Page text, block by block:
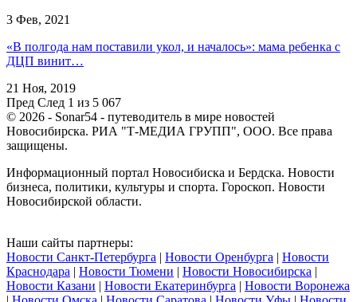
3 Фев, 2021
«В полгода нам поставили укол, и началось»: мама ребенка с
ДЦП винит…
21 Ноя, 2019
Пред След 1 из 5 067
© 2026 - Sonar54 - путеводитель в мире новостей
Новосибирска. РИА "Т-МЕДИА ГРУПП", ООО. Все права
защищены.
Информационный портал Новосибиска и Бердска. Новости
бизнеса, политики, культуры и спорта. Гороскоп. Новости
Новосибирской области.
Наши сайты партнеры:
Новости Санкт-Петербурга | Новости Оренбурга | Новости
Краснодара | Новости Тюмени | Новости Новосибирска |
Новости Казани | Новости Екатеринбурга | Новости Воронежа